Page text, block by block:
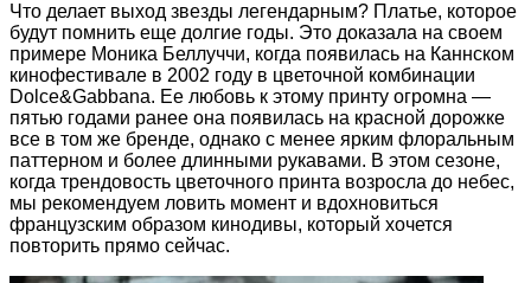
Что делает выход звезды легендарным? Платье, которое
будут помнить еще долгие годы. Это доказала на своем
примере Моника Беллуччи, когда появилась на Каннском
кинофестивале в 2002 году в цветочной комбинации
Dolce&Gabbana. Ее любовь к этому принту огромна —
пятью годами ранее она появилась на красной дорожке
все в том же бренде, однако с менее ярким флоральным
паттерном и более длинными рукавами. В этом сезоне,
когда трендовость цветочного принта возросла до небес,
мы рекомендуем ловить момент и вдохновиться
французским образом кинодивы, который хочется
повторить прямо сейчас.